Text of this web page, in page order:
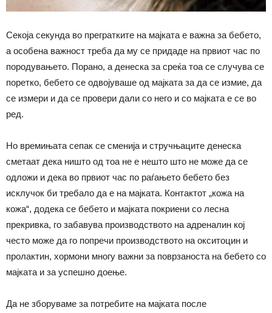
Секоја секунда во прегратките на мајката е важна за бебето,
а особена важност треба да му се придаде на првиот час по
породувањето. Порано, а денеска за среќа тоа се случува се
поретко, бебето се одвојуваше од мајката за да се измие, да
се измери и да се провери дали со него и со мајката е се во
ред.
Но времињата сепак се сменија и стручњаците денеска
сметаат дека ништо од тоа не е нешто што не може да се
одложи и дека во првиот час по раѓањето бебето без
исклучок би требало да е на мајката. Контактот „кожа на
кожа“, додека се бебето и мајката покриени со лесна
прекривка, го забавува производството на адреналин кој
често може да го попречи производството на окситоцин и
пролактин, хормони многу важни за поврзаноста на бебето со
мајката и за успешно доење.
Да не зборуваме за потребите на мајката после